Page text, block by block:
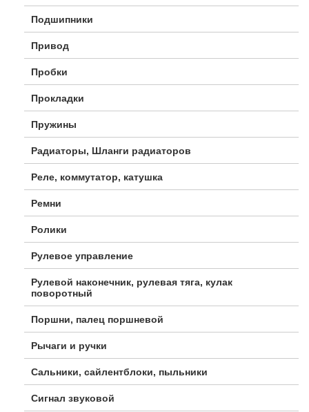
Подшипники
Привод
Пробки
Прокладки
Пружины
Радиаторы, Шланги радиаторов
Реле, коммутатор, катушка
Ремни
Ролики
Рулевое управление
Рулевой наконечник, рулевая тяга, кулак
поворотный
Поршни, палец поршневой
Рычаги и ручки
Сальники, сайлентблоки, пыльники
Сигнал звуковой